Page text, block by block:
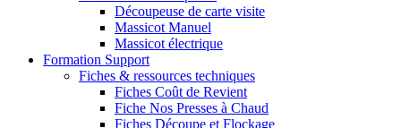
Découpeuse de carte visite
Massicot Manuel
Massicot électrique
Formation Support
Fiches & ressources techniques
Fiches Coût de Revient
Fiche Nos Presses à Chaud
Fiches Découpe et Flockage